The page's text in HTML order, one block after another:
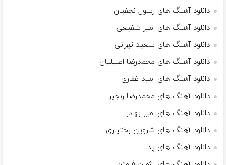
دانلود آهنگ های رسول نجفیان
دانلود آهنگ های امیر شفیعی
دانلود آهنگ های سعید تهرانی
دانلود آهنگ های محمدرضا اصیلیان
دانلود آهنگ های امید غفاری
دانلود آهنگ های محمدرضا رنجبر
دانلود آهنگ های امیر بهادر
دانلود آهنگ های شروین بختیاری
دانلود آهنگ های پد